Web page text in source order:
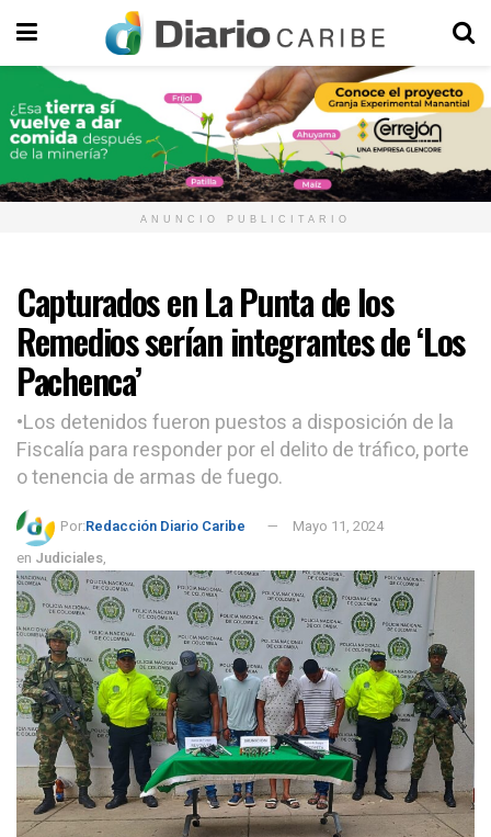
ANUNCIO PUBLICITARIO
Capturados en La Punta de los
Remedios serían integrantes de ‘Los
Pachenca’
•Los detenidos fueron puestos a disposición de la
Fiscalía para responder por el delito de tráfico, porte
o tenencia de armas de fuego.
Por:Redacción Diario Caribe
Mayo 11, 2024
en Judiciales,